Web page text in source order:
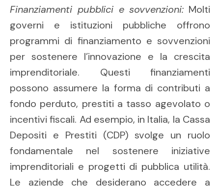
Finanziamenti pubblici e sovvenzioni: Molti
governi e istituzioni pubbliche offrono
programmi di finanziamento e sovvenzioni
per sostenere l’innovazione e la crescita
imprenditoriale. Questi finanziamenti
possono assumere la forma di contributi a
fondo perduto, prestiti a tasso agevolato o
incentivi fiscali. Ad esempio, in Italia, la Cassa
Depositi e Prestiti (CDP) svolge un ruolo
fondamentale nel sostenere iniziative
imprenditoriali e progetti di pubblica utilità.
Le aziende che desiderano accedere a